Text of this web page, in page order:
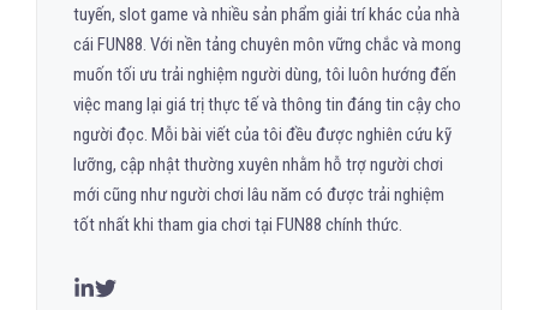
tuyến, slot game và nhiều sản phẩm giải trí khác của nhà
cái FUN88. Với nền tảng chuyên môn vững chắc và mong
muốn tối ưu trải nghiệm người dùng, tôi luôn hướng đến
việc mang lại giá trị thực tế và thông tin đáng tin cậy cho
người đọc. Mỗi bài viết của tôi đều được nghiên cứu kỹ
lưỡng, cập nhật thường xuyên nhằm hỗ trợ người chơi
mới cũng như người chơi lâu năm có được trải nghiệm
tốt nhất khi tham gia chơi tại FUN88 chính thức.